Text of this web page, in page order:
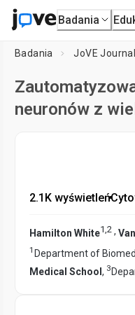
Badania
Badania JoVE Journal
neuronów z
2.1K wyświetleń•
Hamilton White1,2 ,
1 Department of
Medical School , 3